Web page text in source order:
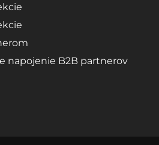
napojenie B2B partnerov